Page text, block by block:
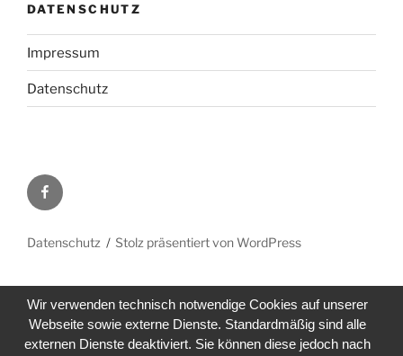
DATENSCHUTZ
Impressum
Datenschutz
Facebook
Datenschutz Stolz präsentiert von WordPress
Wir verwenden technisch notwendige Cookies auf unserer
Webseite sowie externe Dienste. Standardmäßig sind alle
externen Dienste deaktiviert. Sie können diese jedoch nach